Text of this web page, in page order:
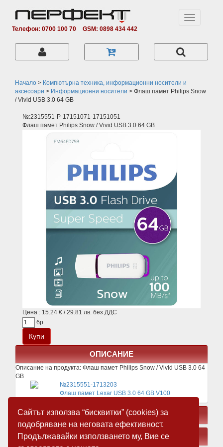
Сайтът използва “бисквитки” (cookies) за
подобряване на неговата ефективност.
Продължавайки използването му, Вие се
Телефон: 0700 100 70 GSM: 0898 434 442
Toggle
Начало > Компютърна техника, информационни носители и
аксесоари > Информационни носители > Флаш памет Philips Snow
/ Vivid USB 3.0 64 GB
№:2315551-P-17151071-17151051
Флаш памет Philips Snow / Vivid USB 3.0 64 GB
Цена : 15.24 € / 29.81 лв. без ДДС
бр.
ОПИСАНИЕ
Описание на продукта: Флаш памет Philips Snow / Vivid USB 3.0 64
GB
№2315551-1713203
Флаш памет Lexar USB 3.0 64 GB V100
СВЪРЗАНИ ПРОДУКТИ
ЗАМЕСТВАЩИ ПРОДУКТИ